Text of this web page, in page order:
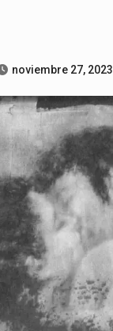
noviembre 27, 2023